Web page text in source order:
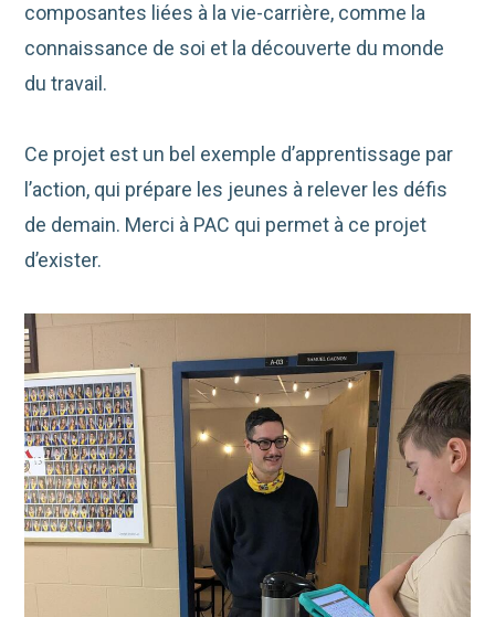
composantes liées à la vie-carrière, comme la
connaissance de soi et la découverte du monde
du travail.
Ce projet est un bel exemple d’apprentissage par
l’action, qui prépare les jeunes à relever les défis
de demain. Merci à PAC qui permet à ce projet
d’exister.